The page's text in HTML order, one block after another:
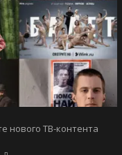
нового ТВ-контента